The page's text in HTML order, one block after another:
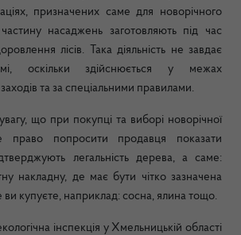
призначених саме для новорічного
частину насаджень заготовляють під час
лісів. Така діяльність не завдає
оскільки здійснюється у межах
та за спеціальними правилами.
що при покупці та виборі новорічної
право попросити продавця показати
легальність дерева, а саме:
накладну, де має бути чітко зазначена
купуєте, наприклад: сосна, ялина тощо.
інспекція у Хмельницькій області